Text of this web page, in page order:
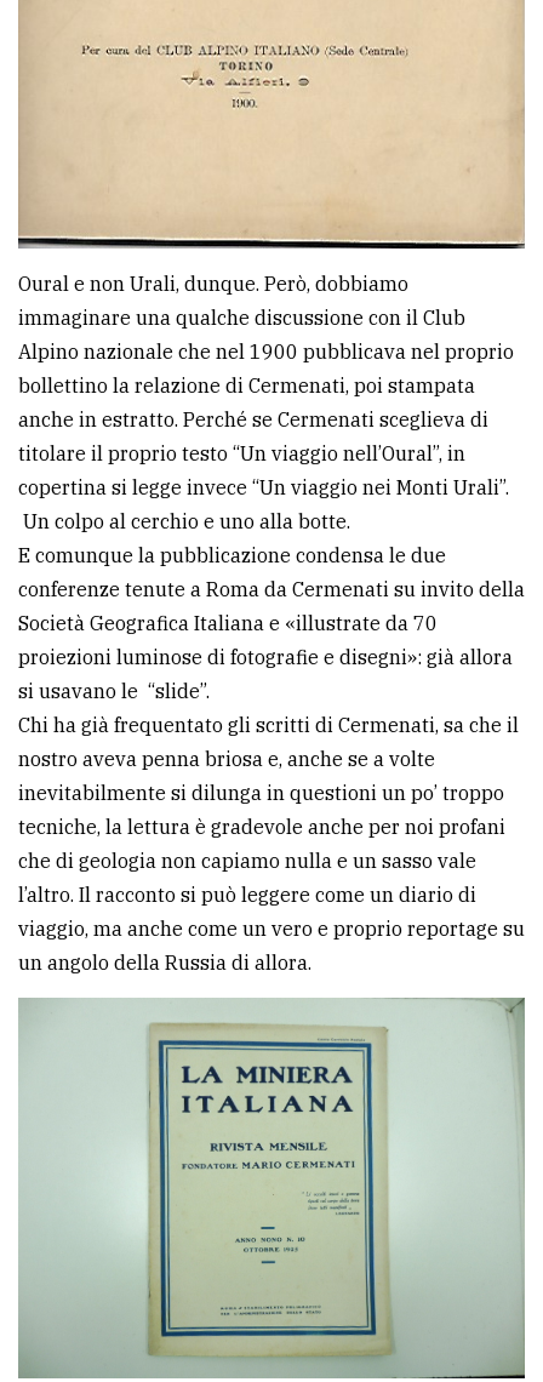
Oural e non Urali, dunque. Però, dobbiamo
immaginare una qualche discussione con il Club
Alpino nazionale che nel 1900 pubblicava nel proprio
bollettino la relazione di Cermenati, poi stampata
anche in estratto. Perché se Cermenati sceglieva di
titolare il proprio testo “Un viaggio nell’Oural”, in
copertina si legge invece “Un viaggio nei Monti Urali”.
Un colpo al cerchio e uno alla botte.
E comunque la pubblicazione condensa le due
conferenze tenute a Roma da Cermenati su invito della
Società Geografica Italiana e «illustrate da 70
proiezioni luminose di fotografie e disegni»: già allora
si usavano le “slide”.
Chi ha già frequentato gli scritti di Cermenati, sa che il
nostro aveva penna briosa e, anche se a volte
inevitabilmente si dilunga in questioni un po’ troppo
tecniche, la lettura è gradevole anche per noi profani
che di geologia non capiamo nulla e un sasso vale
l’altro. Il racconto si può leggere come un diario di
viaggio, ma anche come un vero e proprio reportage su
un angolo della Russia di allora.